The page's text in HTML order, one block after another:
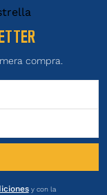
compra.
y con la